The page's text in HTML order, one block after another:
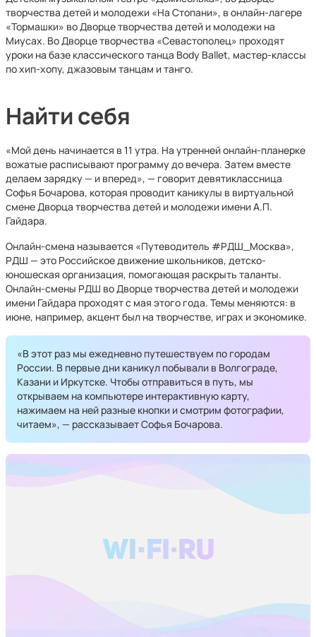
творчества детей и молодежи «На Стопани», в онлайн-лагере
«Тормашки» во Дворце творчества детей и молодежи на
Миусах. Во Дворце творчества «Севастополец» проходят
уроки на базе классического танца Body Ballet, мастер-классы
по хип-хопу, джазовым танцам и танго.
Найти себя
«Мой день начинается в 11 утра. На утренней онлайн-планерке
вожатые расписывают программу до вечера. Затем вместе
делаем зарядку — и вперед», — говорит девятиклассница
Софья Бочарова, которая проводит каникулы в виртуальной
смене Дворца творчества детей и молодежи имени А.П.
Гайдара.
Онлайн-смена называется «Путеводитель #РДШ_Москва»,
РДШ — это Российское движение школьников, детско-
юношеская организация, помогающая раскрыть таланты.
Онлайн-смены РДШ во Дворце творчества детей и молодежи
имени Гайдара проходят с мая этого года. Темы меняются: в
июне, например, акцент был на творчестве, играх и экономике.
«В этот раз мы ежедневно путешествуем по городам
России. В первые дни каникул побывали в Волгограде,
Казани и Иркутске. Чтобы отправиться в путь, мы
открываем на компьютере интерактивную карту,
нажимаем на ней разные кнопки и смотрим фотографии,
читаем», — рассказывает Софья Бочарова.